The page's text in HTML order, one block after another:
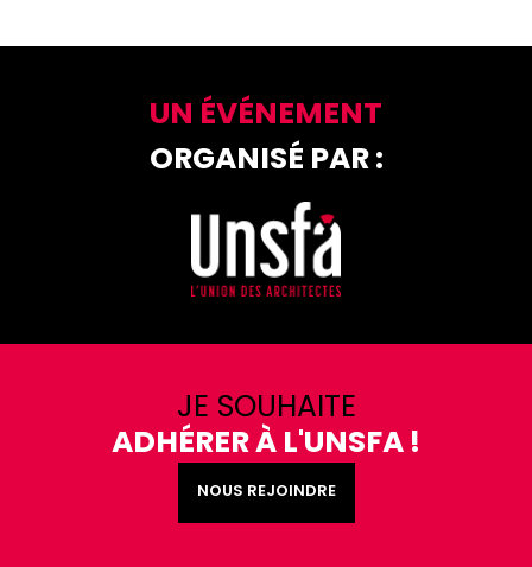
UN ÉVÉNEMENT
ORGANISÉ PAR :
JE SOUHAITE
ADHÉRER À L'UNSFA !
NOUS REJOINDRE